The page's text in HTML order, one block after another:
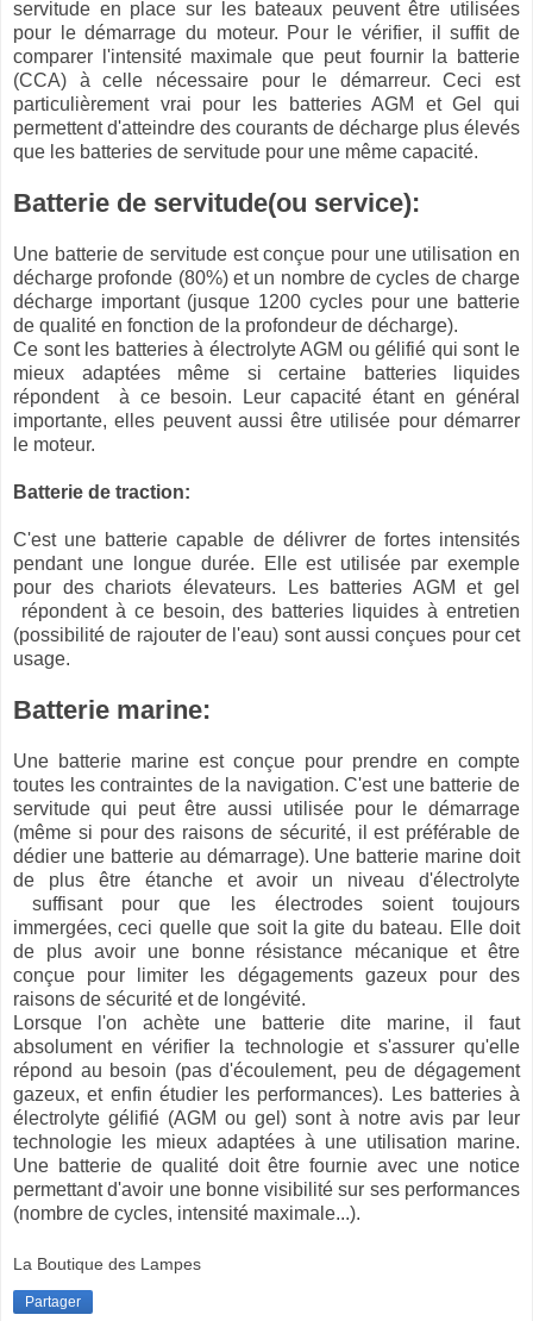
servitude en place sur les bateaux peuvent être utilisées
pour le démarrage du moteur. Pour le vérifier, il suffit de
comparer l'intensité maximale que peut fournir la batterie
(CCA) à celle nécessaire pour le démarreur. Ceci est
particulièrement vrai pour les batteries AGM et Gel qui
permettent d'atteindre des courants de décharge plus élevés
que les batteries de servitude pour une même capacité.
Batterie de servitude(ou service):
Une batterie de servitude est conçue pour une utilisation en
décharge profonde (80%) et un nombre de cycles de charge
décharge important (jusque 1200 cycles pour une batterie
de qualité en fonction de la profondeur de décharge).
Ce sont les batteries à électrolyte AGM ou gélifié qui sont le
mieux adaptées même si certaine batteries liquides
répondent à ce besoin. Leur capacité étant en général
importante, elles peuvent aussi être utilisée pour démarrer
le moteur.
Batterie de traction:
C'est une batterie capable de délivrer de fortes intensités
pendant une longue durée. Elle est utilisée par exemple
pour des chariots élevateurs. Les batteries AGM et gel
répondent à ce besoin, des batteries liquides à entretien
(possibilité de rajouter de l'eau) sont aussi conçues pour cet
usage.
Batterie marine:
Une batterie marine est conçue pour prendre en compte
toutes les contraintes de la navigation. C'est une batterie de
servitude qui peut être aussi utilisée pour le démarrage
(même si pour des raisons de sécurité, il est préférable de
dédier une batterie au démarrage). Une batterie marine doit
de plus être étanche et avoir un niveau d'électrolyte
suffisant pour que les électrodes soient toujours
immergées, ceci quelle que soit la gite du bateau. Elle doit
de plus avoir une bonne résistance mécanique et être
conçue pour limiter les dégagements gazeux pour des
raisons de sécurité et de longévité.
Lorsque l'on achète une batterie dite marine, il faut
absolument en vérifier la technologie et s'assurer qu'elle
répond au besoin (pas d'écoulement, peu de dégagement
gazeux, et enfin étudier les performances). Les batteries à
électrolyte gélifié (AGM ou gel) sont à notre avis par leur
technologie les mieux adaptées à une utilisation marine.
Une batterie de qualité doit être fournie avec une notice
permettant d'avoir une bonne visibilité sur ses performances
(nombre de cycles, intensité maximale...).
La Boutique des Lampes
Partager